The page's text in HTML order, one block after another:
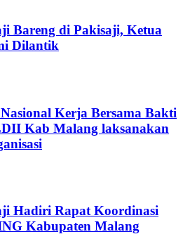
Bareng di Pakisaji, Ketua
Dilantik
Kerja Bersama Bakti
Kab Malang laksanakan
Hadiri Rapat Koordinasi
Kabupaten Malang